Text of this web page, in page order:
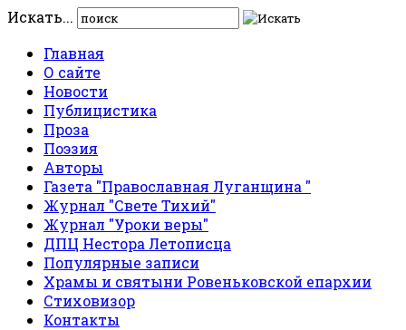
Искать...
Главная
О сайте
Новости
Публицистика
Проза
Поэзия
Авторы
Газета "Православная Луганщина "
Журнал "Свете Тихий"
Журнал "Уроки веры"
ДПЦ Нестора Летописца
Популярные записи
Храмы и святыни Ровеньковской епархии
Стиховизор
Контакты